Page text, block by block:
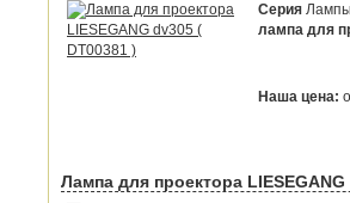
Серия
лампа для
Наша цена:
Лампа для проектора